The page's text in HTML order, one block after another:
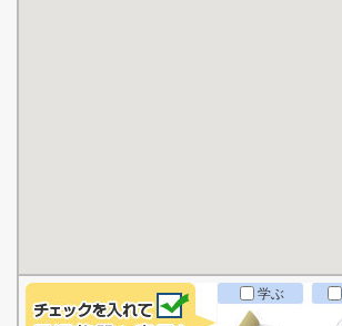
学ぶ